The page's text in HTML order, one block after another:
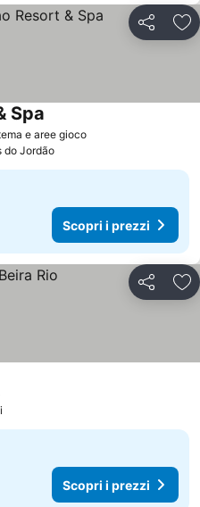
Condividi
e aree gioco
Spa
do Jordão
Scopri i prezzi
Condividi
Scopri i prezzi